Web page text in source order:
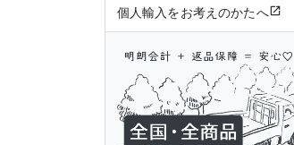
個人輸入をお考えのかたへ